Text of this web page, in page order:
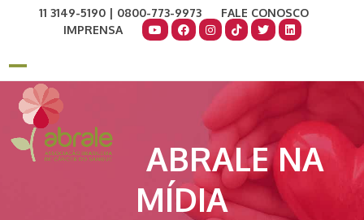
11 3149-5190 | 0800-773-9973
FALE CONOSCO
IMPRENSA
Open
mobile
menu
Close
mobile
menu
ABRALE NA
MÍDIA